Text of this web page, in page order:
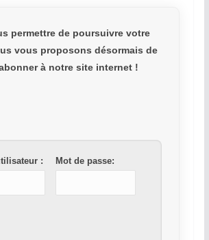
permettre de poursuivre votre
vous proposons désormais de
à notre site internet !
: Mot de passe: